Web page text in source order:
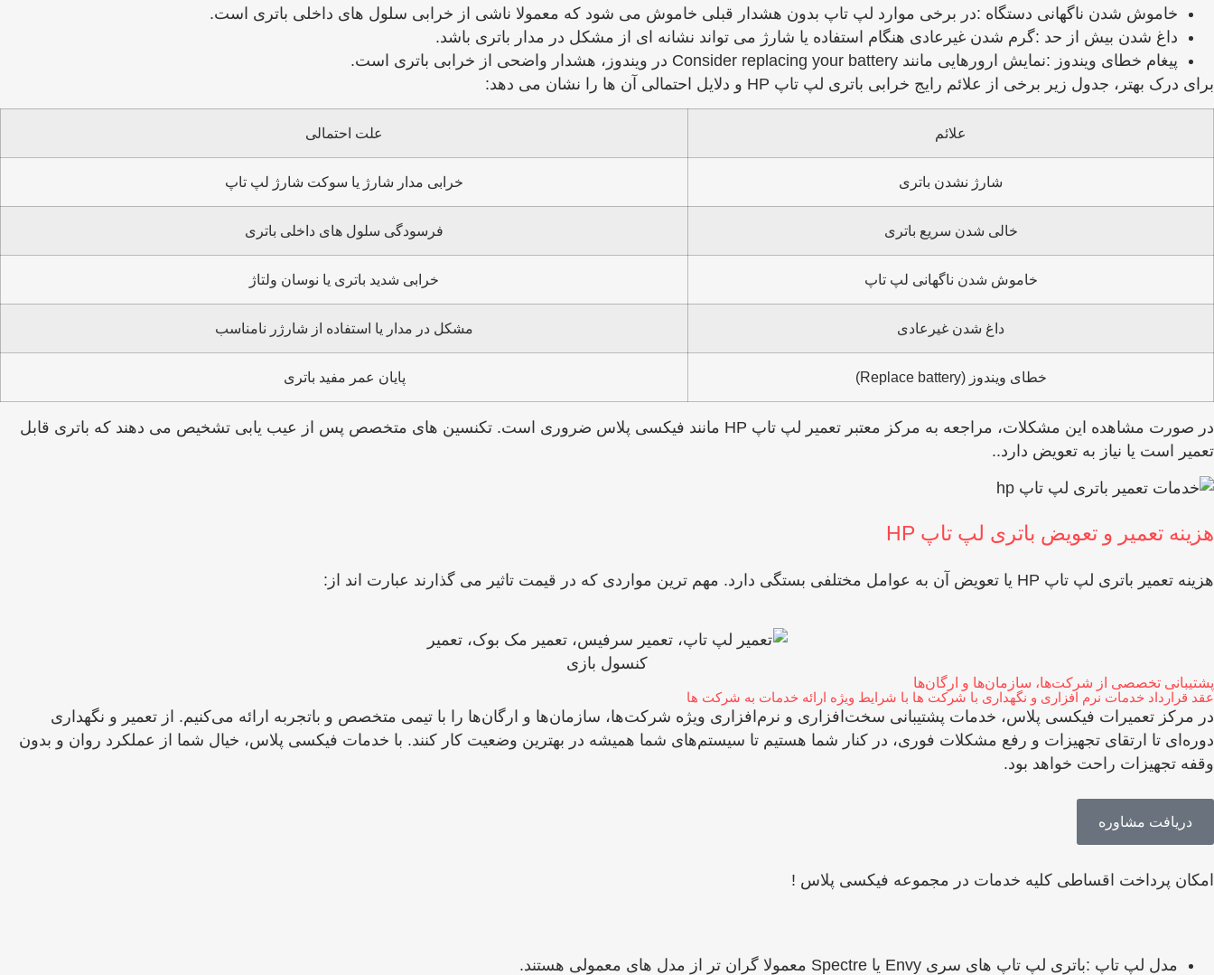
خاموش شدن ناگهانی دستگاه :در برخی موارد لپ ‌تاپ بدون هشدار قبلی خاموش می‌ شود که معمولا ناشی از خرابی سلول ‌های داخلی باتری است.
داغ شدن بیش از حد :گرم شدن غیرعادی هنگام استفاده یا شارژ می ‌تواند نشانه ‌ای از مشکل در مدار باتری باشد.
پیغام خطای ویندوز :نمایش ارورهایی مانند Consider replacing your battery در ویندوز، هشدار واضحی از خرابی باتری است.
برای درک بهتر، جدول زیر برخی از علائم رایج خرابی باتری لپ تاپ HP و دلایل احتمالی آن‌ ها را نشان می ‌دهد:
علائم علت احتمالی
شارژ نشدن باتری خرابی مدار شارژ یا سوکت شارژ لپ تاپ
خالی شدن سریع باتری فرسودگی سلول ‌های داخلی باتری
خاموش شدن ناگهانی لپ ‌تاپ خرابی شدید باتری یا نوسان ولتاژ
داغ شدن غیرعادی مشکل در مدار یا استفاده از شارژر نامناسب
خطای ویندوز (Replace battery) پایان عمر مفید باتری
در صورت مشاهده این مشکلات، مراجعه به مرکز معتبر تعمیر لپ تاپ HP مانند فیکسی پلاس ضروری است. تکنسین ‌های متخصص پس از عیب ‌یابی تشخیص می ‌دهند که باتری قابل
تعمیر است یا نیاز به تعویض دارد..
هزینه تعمیر و تعویض باتری لپ تاپ HP
هزینه تعمیر باتری لپ تاپ HP یا تعویض آن به عوامل مختلفی بستگی دارد. مهم ‌ترین مواردی که در قیمت تاثیر می ‌گذارند عبارت ‌اند از:
پشتیبانی تخصصی از شرکت‌ها، سازمان‌ها و ارگان‌ها
عقد قرارداد خدمات نرم افزاری و نگهداری با شرکت ها با شرایط ویژه ارائه خدمات به شرکت ها
در مرکز تعمیرات فیکسی پلاس، خدمات پشتیبانی سخت‌افزاری و نرم‌افزاری ویژه شرکت‌ها، سازمان‌ها و ارگان‌ها را با تیمی متخصص و باتجربه ارائه می‌کنیم. از تعمیر و نگهداری
دوره‌ای تا ارتقای تجهیزات و رفع مشکلات فوری، در کنار شما هستیم تا سیستم‌های شما همیشه در بهترین وضعیت کار کنند. با خدمات فیکسی پلاس، خیال شما از عملکرد روان و بدون
وقفه تجهیزات راحت خواهد بود.
دریافت مشاوره
امکان پرداخت اقساطی کلیه خدمات در مجموعه فیکسی پلاس !
مدل لپ ‌تاپ :باتری لپ ‌تاپ‌ های سری Envy یا Spectre معمولا گران ‌تر از مدل‌ های معمولی هستند.